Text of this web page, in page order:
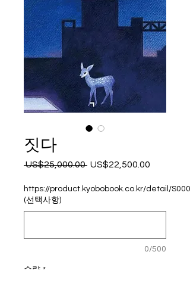
짓다
US$25,000.00 일
가
US$22,500.00
가
https://product.kyobobook.co.kr/detail/
(선택사항)
0/500
수량 *